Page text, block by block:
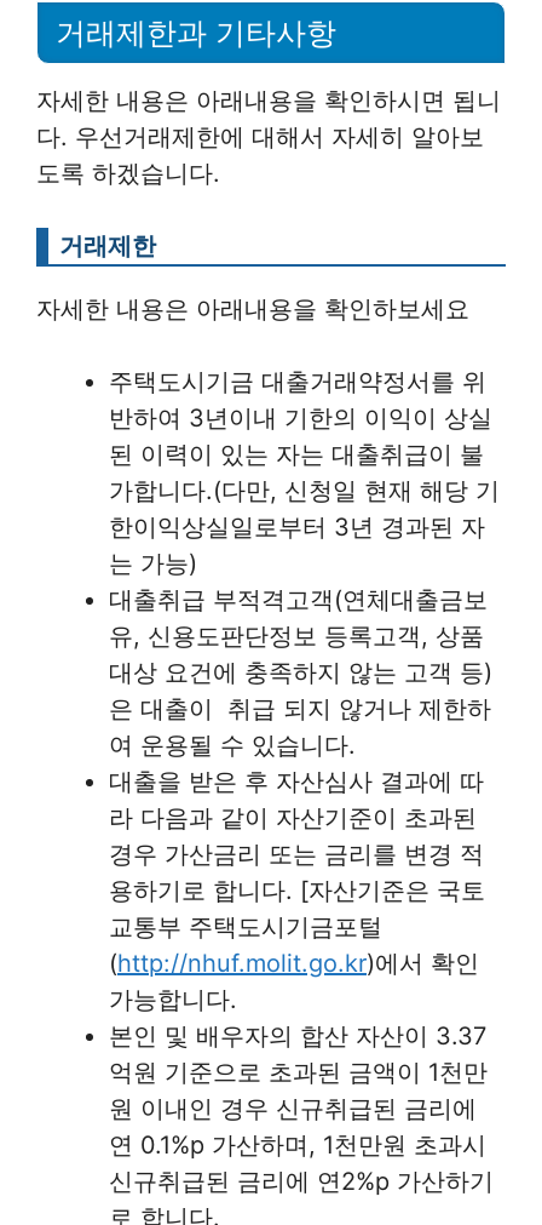
거래제한과 기타사항
자세한 내용은 아래내용을 확인하시면 됩니
다. 우선거래제한에 대해서 자세히 알아보
도록 하겠습니다.
거래제한
자세한 내용은 아래내용을 확인하보세요
주택도시기금 대출거래약정서를 위
반하여 3년이내 기한의 이익이 상실
된 이력이 있는 자는 대출취급이 불
가합니다.(다만, 신청일 현재 해당 기
한이익상실일로부터 3년 경과된 자
는 가능)
대출취급 부적격고객(연체대출금보
유, 신용도판단정보 등록고객, 상품
대상 요건에 충족하지 않는 고객 등)
은 대출이 취급 되지 않거나 제한하
여 운용될 수 있습니다.
대출을 받은 후 자산심사 결과에 따
라 다음과 같이 자산기준이 초과된
경우 가산금리 또는 금리를 변경 적
용하기로 합니다. [자산기준은 국토
교통부 주택도시기금포털
(http://nhuf.molit.go.kr)에서 확인
가능합니다.
본인 및 배우자의 합산 자산이 3.37
억원 기준으로 초과된 금액이 1천만
원 이내인 경우 신규취급된 금리에
연 0.1%p 가산하며, 1천만원 초과시
신규취급된 금리에 연2%p 가산하기
로 합니다.